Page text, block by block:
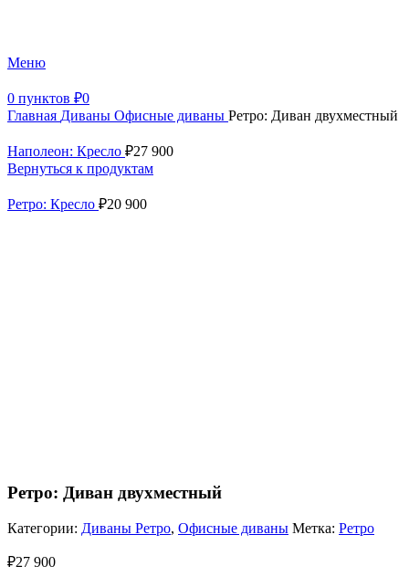
Меню
0 пунктов ₽0
Главная Диваны Офисные диваны Ретро: Диван двухместный
Наполеон: Кресло ₽27 900
Вернуться к продуктам
Ретро: Кресло ₽20 900
Ретро: Диван двухместный
Категории: Диваны Ретро, Офисные диваны Метка: Ретро
₽27 900